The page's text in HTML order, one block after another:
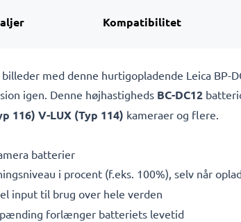
Kompatibilitet
med denne hurtigopladende Leica BP-
igen. Denne højhastigheds BC-DC12
116) V-LUX (Typ 114) kameraer og flere.
batterier
i procent (f.eks. 100%), selv når
input til brug over hele verden
forlænger batteriets levetid